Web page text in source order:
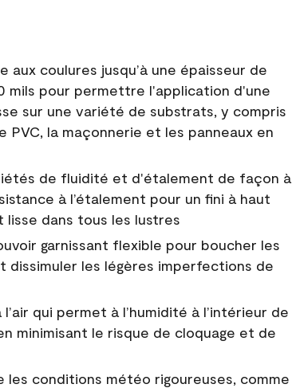
aux coulures jusqu’à une épaisseur de
mils pour permettre l'application d'une
sur une variété de substrats, y compris
PVC, la maçonnerie et les panneaux en
de fluidité et d'étalement de façon à
à l’étalement pour un fini à haut
lisse dans tous les lustres
garnissant flexible pour boucher les
dissimuler les légères imperfections de
qui permet à l’humidité à l’intérieur de
minimisant le risque de cloquage et de
conditions météo rigoureuses, comme